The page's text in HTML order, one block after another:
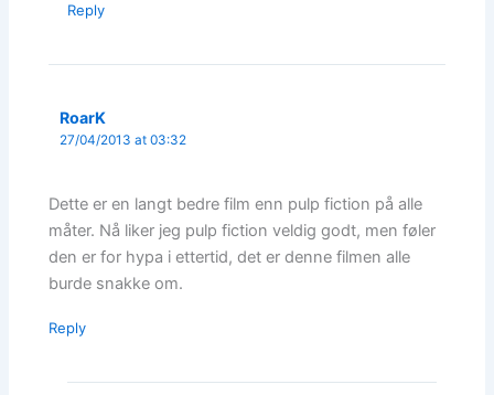
Reply
RoarK
27/04/2013 at 03:32
Dette er en langt bedre film enn pulp fiction på alle
måter. Nå liker jeg pulp fiction veldig godt, men føler
den er for hypa i ettertid, det er denne filmen alle
burde snakke om.
Reply